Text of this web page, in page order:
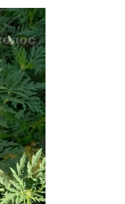
24» вышли
дом